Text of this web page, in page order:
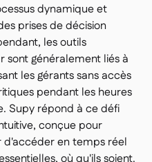
dynamique et
prises de décision
les outils
sont généralement liés à
les gérants sans accès
pendant les heures
Supy répond à ce défi
conçue pour
en temps réel